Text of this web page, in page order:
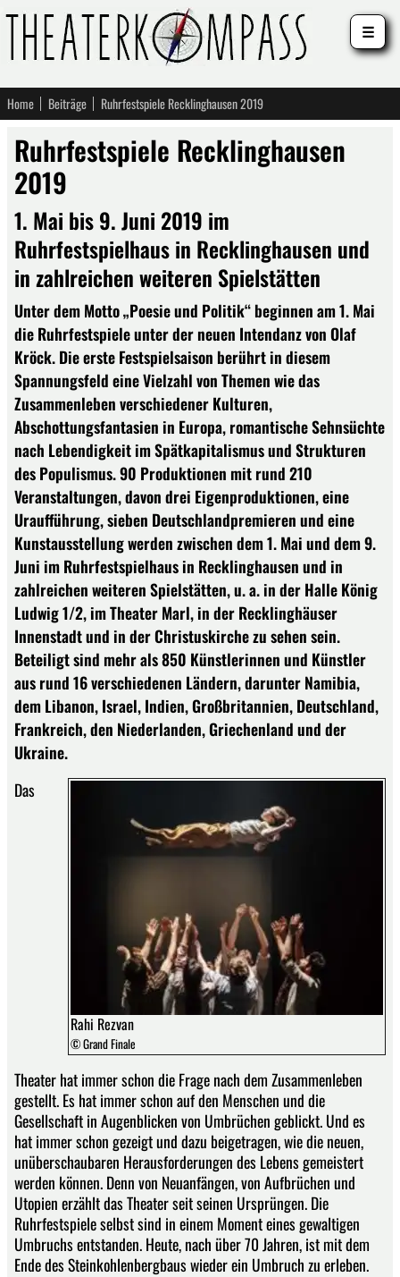
Home Beiträge Ruhrfestspiele Recklinghausen 2019
Ruhrfestspiele Recklinghausen
2019
1. Mai bis 9. Juni 2019 im
Ruhrfestspielhaus in Recklinghausen und
in zahlreichen weiteren Spielstätten
Unter dem Motto „Poesie und Politik“ beginnen am 1. Mai
die Ruhrfestspiele unter der neuen Intendanz von Olaf
Kröck. Die erste Festspielsaison berührt in diesem
Spannungsfeld eine Vielzahl von Themen wie das
Zusammenleben verschiedener Kulturen,
Abschottungsfantasien in Europa, romantische Sehnsüchte
nach Lebendigkeit im Spätkapitalismus und Strukturen
des Populismus. 90 Produktionen mit rund 210
Veranstaltungen, davon drei Eigenproduktionen, eine
Uraufführung, sieben Deutschlandpremieren und eine
Kunstausstellung werden zwischen dem 1. Mai und dem 9.
Juni im Ruhrfestspielhaus in Recklinghausen und in
zahlreichen weiteren Spielstätten, u. a. in der Halle König
Ludwig 1/2, im Theater Marl, in der Recklinghäuser
Innenstadt und in der Christuskirche zu sehen sein.
Beteiligt sind mehr als 850 Künstlerinnen und Künstler
aus rund 16 verschiedenen Ländern, darunter Namibia,
dem Libanon, Israel, Indien, Großbritannien, Deutschland,
Frankreich, den Niederlanden, Griechenland und der
Ukraine.
Rahi Rezvan
© Grand Finale
Das
Theater hat immer schon die Frage nach dem Zusammenleben
gestellt. Es hat immer schon auf den Menschen und die
Gesellschaft in Augenblicken von Umbrüchen geblickt. Und es
hat immer schon gezeigt und dazu beigetragen, wie die neuen,
unüberschaubaren Herausforderungen des Lebens gemeistert
werden können. Denn von Neuanfängen, von Aufbrüchen und
Utopien erzählt das Theater seit seinen Ursprüngen. Die
Ruhrfestspiele selbst sind in einem Moment eines gewaltigen
Umbruchs entstanden. Heute, nach über 70 Jahren, ist mit dem
Ende des Steinkohlenbergbaus wieder ein Umbruch zu erleben.
☰